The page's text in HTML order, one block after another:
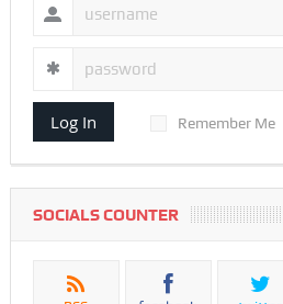
Log In Remember Me
SOCIALS COUNTER